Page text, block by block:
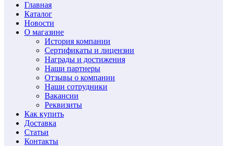
Главная
Каталог
Новости
О магазине
История компании
Сертификаты и лицензии
Награды и достижения
Наши партнеры
Отзывы о компании
Наши сотрудники
Вакансии
Реквизиты
Как купить
Доставка
Статьи
Контакты